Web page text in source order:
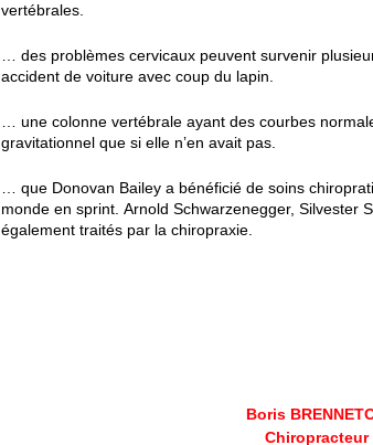
vertébrales.
… des problèmes cervicaux peuvent survenir
accident de voiture avec coup du lapin.
… une colonne vertébrale ayant des courbes
gravitationnel que si elle n’en avait pas.
… que Donovan Bailey a bénéficié de soins
monde en sprint. Arnold Schwarzenegger, Silvester
également traités par la chiropraxie.
Boris
Chiropracteur